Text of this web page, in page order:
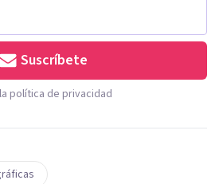
Suscríbete
política de privacidad